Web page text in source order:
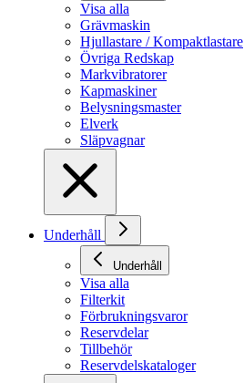
Visa alla
Grävmaskin
Hjullastare / Kompaktlastare
Övriga Redskap
Markvibratorer
Kapmaskiner
Belysningsmaster
Elverk
Släpvagnar
Underhåll
Underhåll
Visa alla
Filterkit
Förbrukningsvaror
Reservdelar
Tillbehör
Reservdelskataloger